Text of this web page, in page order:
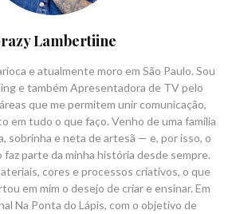
Lambertiine
e atualmente moro em São Paulo. Sou
e também Apresentadora de TV pelo
que me permitem unir comunicação,
em tudo o que faço. Venho de uma família
sobrinha e neta de artesã — e, por isso, o
parte da minha história desde sempre.
cores e processos criativos, o que
em mim o desejo de criar e ensinar. Em
Na Ponta do Lápis, com o objetivo de